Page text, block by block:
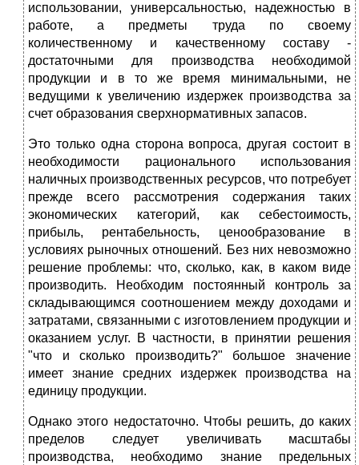
использовании, универсальностью, надежностью в
работе, а предметы труда по своему
количественному и качественному составу -
достаточными для производства необходимой
продукции и в то же время минимальными, не
ведущими к увеличению издержек производства за
счет образования сверхнормативных запасов.
Это только одна сторона вопроса, другая состоит в
необходимости рационального использования
наличных производственных ресурсов, что потребует
прежде всего рассмотрения содержания таких
экономических категорий, как себестоимость,
прибыль, рентабельность, ценообразование в
условиях рыночных отношений. Без них невозможно
решение проблемы: что, сколько, как, в каком виде
производить. Необходим постоянный контроль за
складывающимся соотношением между доходами и
затратами, связанными с изготовлением продукции и
оказанием услуг. В частности, в принятии решения
"что и сколько производить?" большое значение
имеет знание средних издержек производства на
единицу продукции.
Однако этого недостаточно. Чтобы решить, до каких
пределов следует увеличивать масштабы
производства, необходимо знание предельных